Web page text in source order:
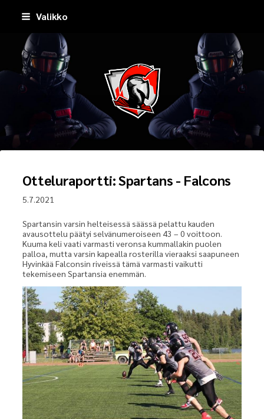
Siirry
sivun
sisältöön
Valikko
Pirkkala Spartans
Otteluraportti: Spartans - Falcons
5.7.2021
Spartansin varsin helteisessä säässä pelattu kauden
avausottelu päätyi selvänumeroiseen 43 – 0 voittoon.
Kuuma keli vaati varmasti veronsa kummallakin puolen
palloa, mutta varsin kapealla rosterilla vieraaksi saapuneen
Hyvinkää Falconsin riveissä tämä varmasti vaikutti
tekemiseen Spartansia enemmän.